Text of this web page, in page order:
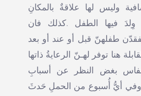
وليس لها علاقةٌ بالمكانِ
وِلدَ فيها الطفل .كذلك فان
طفلهنّ قبل أو عند أو بعد
هنا توفر لهـنّ الرعايةُ ذاتها
بغض النظر عن أسبابِ
وفي أيُّ أُسبوع من الحملِ حَدثَ